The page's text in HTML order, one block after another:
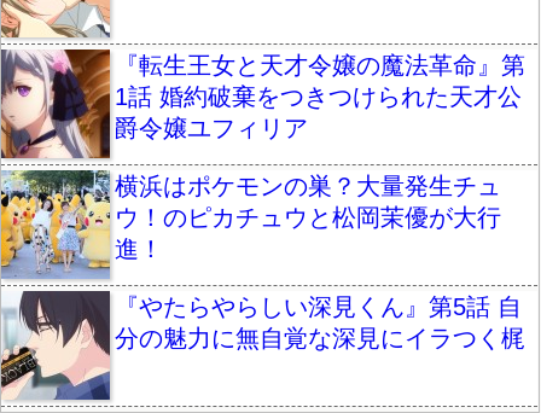
『転生王女と天才令嬢の魔法革命』第
1話 婚約破棄をつきつけられた天才公
爵令嬢ユフィリア
横浜はポケモンの巣？大量発生チュ
ウ！のピカチュウと松岡茉優が大行
進！
『やたらやらしい深見くん』第5話 自
分の魅力に無自覚な深見にイラつく梶